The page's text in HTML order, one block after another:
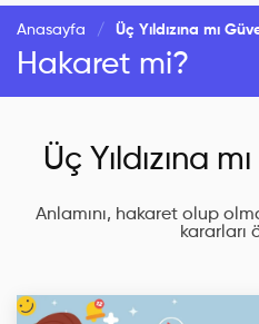
Anasayfa Üç Yıldızına mı
Hakaret mi?
Üç Yıldızına
Anlamını, hakaret olup
kararları